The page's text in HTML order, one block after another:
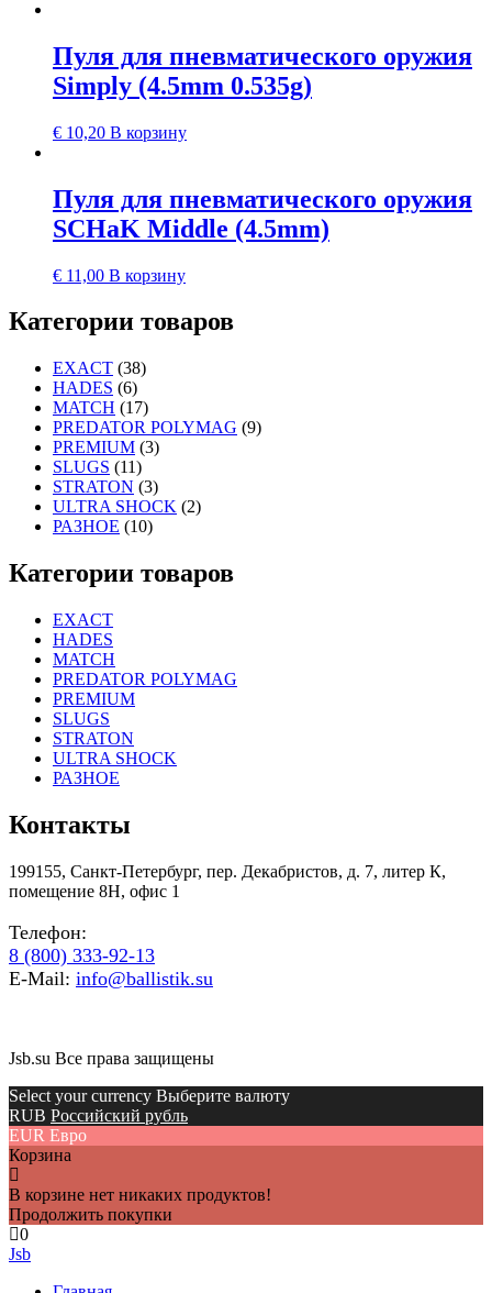
Пуля для пневматического оружия
Simply (4.5mm 0.535g)
€ 10,20 В корзину
Пуля для пневматического оружия
SCHaK Middle (4.5mm)
€ 11,00 В корзину
Категории товаров
EXACT (38)
HADES (6)
MATCH (17)
PREDATOR POLYMAG (9)
PREMIUM (3)
SLUGS (11)
STRATON (3)
ULTRA SHOCK (2)
РАЗНОЕ (10)
Категории товаров
EXACT
HADES
MATCH
PREDATOR POLYMAG
PREMIUM
SLUGS
STRATON
ULTRA SHOCK
РАЗНОЕ
Контакты
199155, Санкт-Петербург, пер. Декабристов, д. 7, литер К,
помещение 8Н, офис 1
Телефон:
8 (800) 333-92-13
E-Mail: info@ballistik.su
Jsb.su Все права защищены
Select your currency Выберите валюту
RUB Российский рубль
EUR Евро
Корзина
В корзине нет никаких продуктов!
Продолжить покупки
0
Jsb